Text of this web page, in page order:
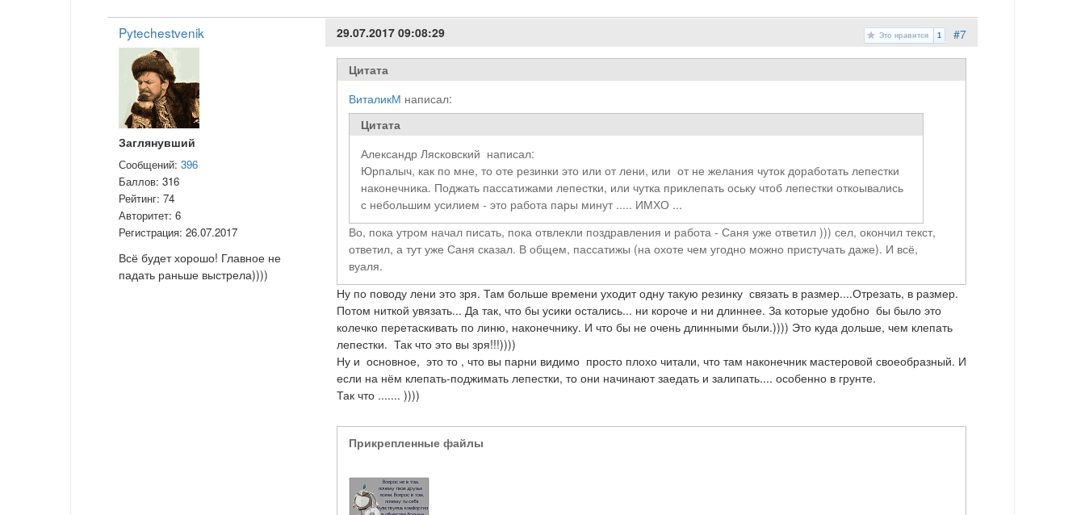
Pytechestvenik
Заглянувший
Сообщений: 396
Баллов: 316
Рейтинг: 74
Авторитет: 6
Регистрация: 26.07.2017
Всё будет хорошо! Главное не
падать раньше выстрела))))
#7
Это нравится 1
29.07.2017 09:08:29
Цитата
ВиталикМ написал:
Цитата
Александр Лясковский написал:
Юрпалыч, как по мне, то оте резинки это или от лени, или от не желания чуток доработать лепестки
наконечника. Поджать пассатижами лепестки, или чутка приклепать оську чтоб лепестки откоывались
с небольшим усилием - это работа пары минут ..... ИМХО ...
Во, пока утром начал писать, пока отвлекли поздравления и работа - Саня уже ответил ))) сел, окончил текст,
ответил, а тут уже Саня сказал. В общем, пассатижы (на охоте чем угодно можно пристучать даже). И всё,
вуаля.
Ну по поводу лени это зря. Там больше времени уходит одну такую резинку связать в размер....Отрезать, в размер.
Потом ниткой увязать... Да так, что бы усики остались... ни короче и ни длиннее. За которые удобно бы было это
колечко перетаскивать по линю, наконечнику. И что бы не очень длинными были.)))) Это куда дольше, чем клепать
лепестки. Так что это вы зря!!!))))
Ну и основное, это то , что вы парни видимо просто плохо читали, что там наконечник мастеровой своеобразный. И
если на нём клепать-поджимать лепестки, то они начинают заедать и залипать.... особенно в грунте.
Так что ....... ))))
Прикрепленные файлы